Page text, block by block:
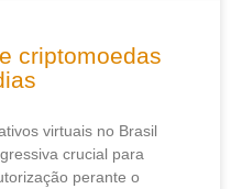
criptomoedas
virtuais no Brasil
crucial para
perante o